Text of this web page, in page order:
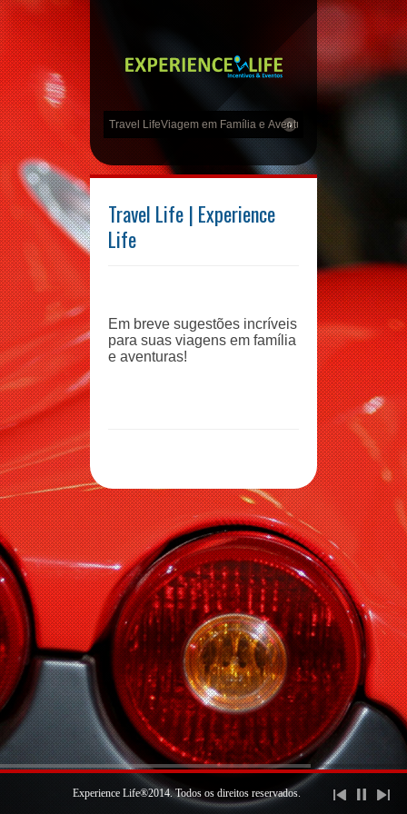
Travel Life | Experience
Life
Em breve sugestões incríveis
para suas viagens em família
e aventuras!
Experience Life®2014. Todos os direitos reservados.